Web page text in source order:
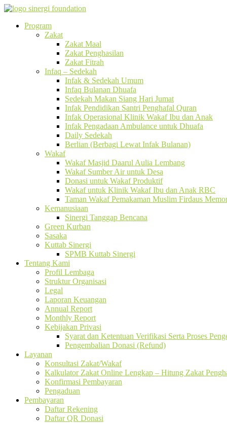
Program
Zakat
Zakat Maal
Zakat Penghasilan
Zakat Fitrah
Infaq – Sedekah
Infak & Sedekah Umum
Infaq Bulanan Dhuafa
Sedekah Makan Siang Hari Jumat
Infak Pendidikan Santri Penghafal Quran
Infak Operasional Klinik Wakaf Ibu dan Anak
Infak Pengadaan Ambulance untuk Dhuafa
Daily Sedekah
Berlian (Berbagi Lewat Infak Bulanan)
Wakaf
Wakaf Masjid Daarul Aulia Lembang
Wakaf Sumber Air untuk Desa
Donasi untuk Wakaf Produktif
Wakaf untuk Klinik Wakaf Ibu dan Anak RBC
Taman Wakaf Pemakaman Muslim Firdaus
Kemanusiaan
Sinergi Tanggap Bencana
Green Kurban
Sasaka
Kuttab Sinergi
SPMB Kuttab Sinergi
Tentang Kami
Profil Lembaga
Struktur Organisasi
Legal
Laporan Keuangan
Annual Report
Monthly Report
Kebijakan Privasi
Syarat dan Ketentuan Verifikasi Serta Proses
Pengembalian Donasi (Refund)
Layanan
Konsultasi Zakat/Wakaf
Kalkulator Zakat Online Lengkap – Hitung Zakat
Konfirmasi Pembayaran
Pengaduan
Pembayaran
Daftar Rekening
Daftar QR Donasi